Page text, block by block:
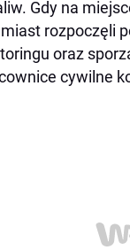
Gdy na
rozpoczęli
oraz
cywilne